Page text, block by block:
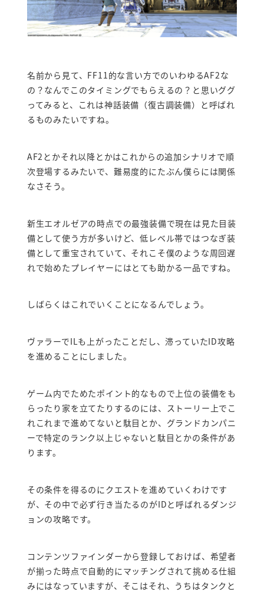
名前から見て、FF11的な言い方でのいわゆるAF2な
の？なんでこのタイミングでもらえるの？と思いググ
ってみると、これは神話装備（復古調装備）と呼ばれ
るものみたいですね。
AF2とかそれ以降とかはこれからの追加シナリオで順
次登場するみたいで、難易度的にたぶん僕らには関係
なさそう。
新生エオルゼアの時点での最強装備で現在は見た目装
備として使う方が多いけど、低レベル帯ではつなぎ装
備として重宝されていて、それこそ僕のような周回遅
れで始めたプレイヤーにはとても助かる一品ですね。
しばらくはこれでいくことになるんでしょう。
ヴァラーでILも上がったことだし、滞っていたID攻略
を進めることにしました。
ゲーム内でためたポイント的なもので上位の装備をも
らったり家を立てたりするのには、ストーリー上でこ
れこれまで進めてないと駄目とか、グランドカンパニ
ーで特定のランク以上じゃないと駄目とかの条件があ
ります。
その条件を得るのにクエストを進めていくわけです
が、その中で必ず行き当たるのがIDと呼ばれるダンジ
ョンの攻略です。
コンテンツファインダーから登録しておけば、希望者
が揃った時点で自動的にマッチングされて挑める仕組
みにはなっていますが、そこはそれ、うちはタンクと